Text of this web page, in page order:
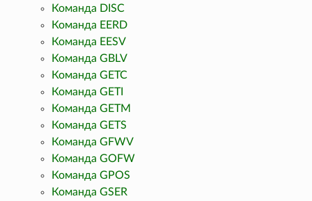
Команда DISC
Команда EERD
Команда EESV
Команда GBLV
Команда GETC
Команда GETI
Команда GETM
Команда GETS
Команда GFWV
Команда GOFW
Команда GPOS
Команда GSER